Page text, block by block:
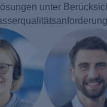
unter